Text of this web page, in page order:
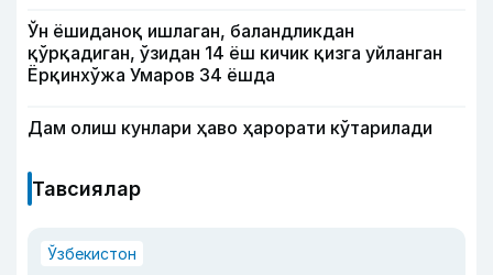
Ўн ёшиданоқ ишлаган, баландликдан
қўрқадиган, ўзидан 14 ёш кичик қизга уйланган
Ёрқинхўжа Умаров 34 ёшда
Дам олиш кунлари ҳаво ҳарорати кўтарилади
Тавсиялар
Ўзбекистон